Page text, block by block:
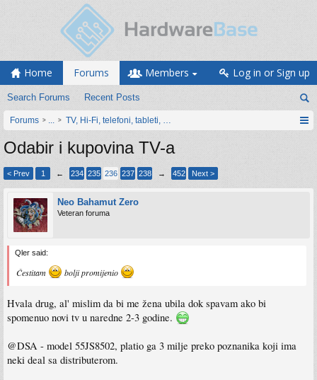
Home Forums
Search Forums Recent Posts
Members Log in or Sign up
Forums ... TV, Hi-Fi, telefoni, tableti, satovi, IoT oprema
Odabir i kupovina TV-a
< Prev 1 ← 234 235 236 237 238 → 452 Next >
Neo Bahamut Zero
Veteran foruma
Qler said:
Čestitam bolji promijenio
Hvala drug, al' mislim da bi me žena ubila dok spavam ako bi
spomenuo novi tv u naredne 2-3 godine.
@DSA - model 55JS8502, platio ga 3 milje preko poznanika koji ima
neki deal sa distributerom.